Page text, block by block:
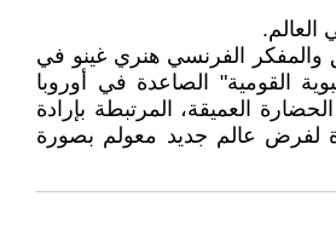
العالم.
والمفكر الفرنسي هنري غينو في
القومية" الصاعدة في أوروبا
العميقة، المرتبطة بإرادة
لفرض عالم جديد معولم بصورة